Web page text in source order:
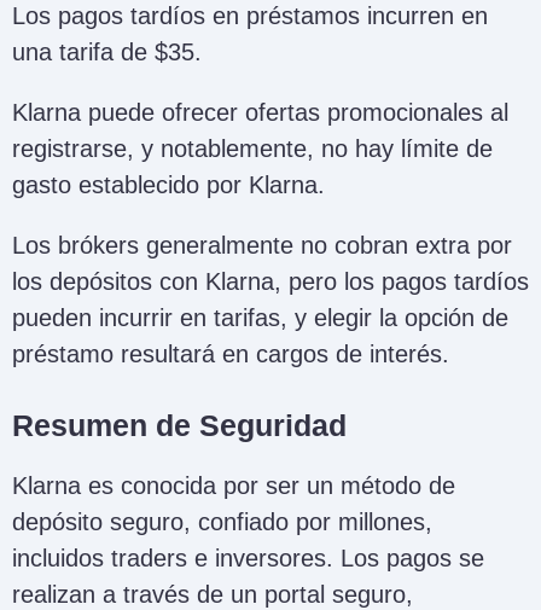
Los pagos tardíos en préstamos incurren en
una tarifa de $35.
Klarna puede ofrecer ofertas promocionales al
registrarse, y notablemente, no hay límite de
gasto establecido por Klarna.
Los brókers generalmente no cobran extra por
los depósitos con Klarna, pero los pagos tardíos
pueden incurrir en tarifas, y elegir la opción de
préstamo resultará en cargos de interés.
Resumen de Seguridad
Klarna es conocida por ser un método de
depósito seguro, confiado por millones,
incluidos traders e inversores. Los pagos se
realizan a través de un portal seguro,